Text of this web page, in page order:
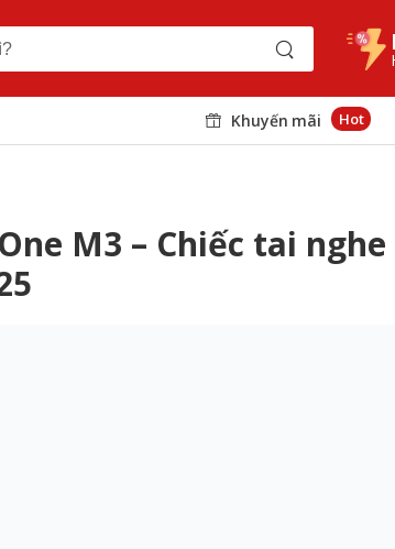
Khuyến mãi Hot
M3 – Chiếc tai